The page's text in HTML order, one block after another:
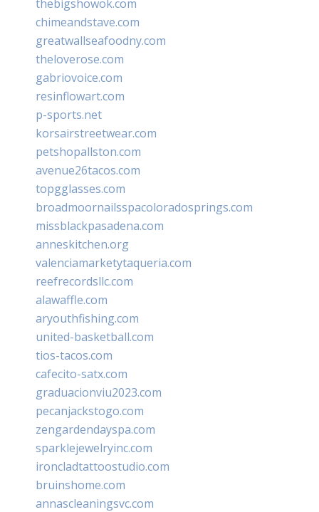
thebigshowok.com
chimeandstave.com
greatwallseafoodny.com
theloverose.com
gabriovoice.com
resinflowart.com
p-sports.net
korsairstreetwear.com
petshopallston.com
avenue26tacos.com
topgglasses.com
broadmoornailsspacoloradosprings.com
missblackpasadena.com
anneskitchen.org
valenciamarketytaqueria.com
reefrecordsllc.com
alawaffle.com
aryouthfishing.com
united-basketball.com
tios-tacos.com
cafecito-satx.com
graduacionviu2023.com
pecanjackstogo.com
zengardendayspa.com
sparklejewelryinc.com
ironcladtattoostudio.com
bruinshome.com
annascleaningsvc.com